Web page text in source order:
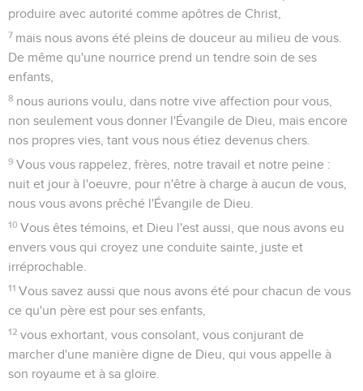
Dieu à votre sujet, pour toute la joie que nous éprouvons à
Nuit et jour, nous le prions avec une extrême ardeur de
nous permettre de vous voir, et de compléter ce qui manque
Que Dieu lui-même, notre Père, et notre Seigneur Jésus,
aplanissent notre route pour que nous allions à vous !
Que le Seigneur augmente de plus en plus parmi vous, et
à l'égard de tous, cette charité que nous avons nous-mêmes
afin d'affermir vos coeurs pour qu'ils soient irréprochables
dans la sainteté devant Dieu notre Père, lors de l'avènement
de notre Seigneur Jésus avec tous ses saints !
1 Thessaloniciens 4
Seuls les Évangiles sont disponibles en vidéo pour le moment.